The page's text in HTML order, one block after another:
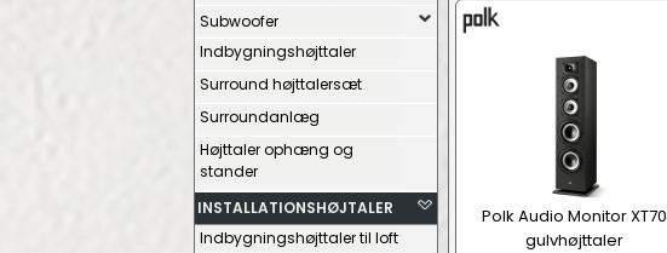
Subwoofer
Indbygningshøjttaler
Surround højttalersæt
Surroundanlæg
Højttaler ophæng og
stander
INSTALLATIONSHØJTALER
Indbygningshøjttaler til loft
Polk Audio Monitor XT70
gulvhøjttaler